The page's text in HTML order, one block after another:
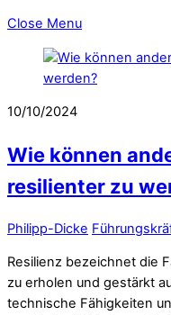
Close Menu
10/10/2024
Wie können
resilienter zu
Philipp-Dicke
Resilienz bezeichnet die
zu erholen und gestärkt
technische Fähigkeiten